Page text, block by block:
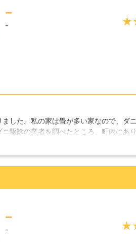
ー
-
した。私の家は畳が多い家なので、ダ
駆除の業者を調べたところ、町内にあ
の多さに殺到しました。駆除をしても
ー
-